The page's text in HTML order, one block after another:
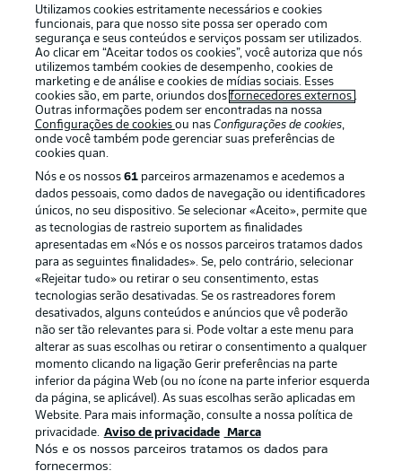
Oferecido por
Publicidade Avisos legais
Aviso de privacidade
Termos de uso Emissoras
Trabalhe conosco Marca
Jogadores
Utilizamos cookies estritamente necessários e cookies
funcionais, para que nosso site possa ser operado com
segurança e seus conteúdos e serviços possam ser utilizados.
Ao clicar em “Aceitar todos os cookies”, você autoriza que nós
utilizemos também cookies de desempenho, cookies de
marketing e de análise e cookies de mídias sociais. Esses
cookies são, em parte, oriundos dos fornecedores externos .
Outras informações podem ser encontradas na nossa
Configurações de cookies ou nas Configurações de cookies,
onde você também pode gerenciar suas preferências de
cookies quan.
Nós e os nossos 61parceiros armazenamos e acedemos a
dados pessoais, como dados de navegação ou identificadores
únicos, no seu dispositivo. Se selecionar «Aceito», permite que
as tecnologias de rastreio suportem as finalidades
apresentadas em «Nós e os nossos parceiros tratamos dados
para as seguintes finalidades». Se, pelo contrário, selecionar
«Rejeitar tudo» ou retirar o seu consentimento, estas
tecnologias serão desativadas. Se os rastreadores forem
desativados, alguns conteúdos e anúncios que vê poderão
não ser tão relevantes para si. Pode voltar a este menu para
alterar as suas escolhas ou retirar o consentimento a qualquer
momento clicando na ligação Gerir preferências na parte
inferior da página Web (ou no ícone na parte inferior esquerda
da página, se aplicável). As suas escolhas serão aplicadas em
Website. Para mais informação, consulte a nossa política de
privacidade. Aviso de privacidade Marca
Nós e os nossos parceiros tratamos os dados para
fornecermos: